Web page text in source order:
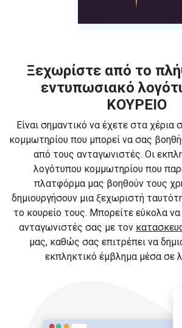
Ξεχωρίστε από το
εντυπωσιακό
ΚΟΥΡΕΙΟ
Είναι σημαντικό να έχετε στα χέρια
κομμωτηρίου που μπορεί να σας
από τους ανταγωνιστές. Οι
λογότυπου κομμωτηρίου που
πλατφόρμα μας βοηθούν τους
δημιουργήσουν μια ξεχωριστή
το κουρείο τους. Μπορείτε εύκολα
ανταγωνιστές σας με τον
μας, καθώς σας επιτρέπει να
εκπληκτικό έμβλημα μέσα σε